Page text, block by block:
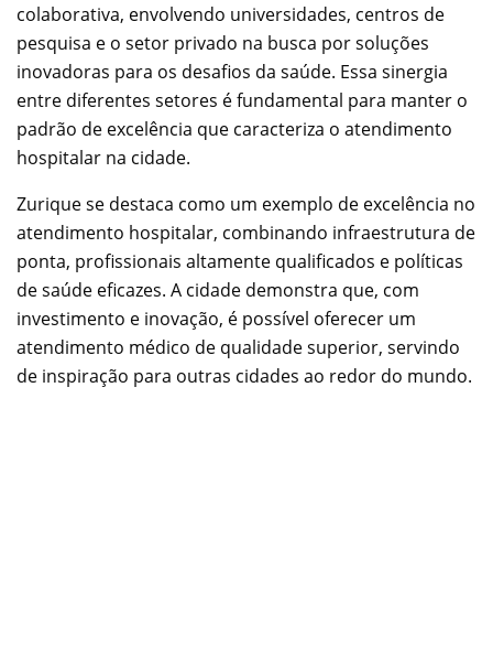
colaborativa, envolvendo universidades, centros de
pesquisa e o setor privado na busca por soluções
inovadoras para os desafios da saúde. Essa sinergia
entre diferentes setores é fundamental para manter o
padrão de excelência que caracteriza o atendimento
hospitalar na cidade.
Zurique se destaca como um exemplo de excelência no
atendimento hospitalar, combinando infraestrutura de
ponta, profissionais altamente qualificados e políticas
de saúde eficazes. A cidade demonstra que, com
investimento e inovação, é possível oferecer um
atendimento médico de qualidade superior, servindo
de inspiração para outras cidades ao redor do mundo.